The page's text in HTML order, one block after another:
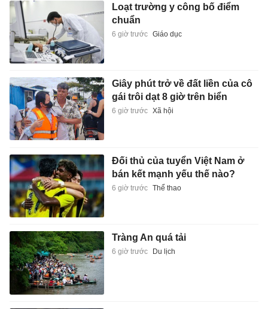
Loạt trường y công bố điểm
chuẩn
6 giờ trước Giáo dục
Giây phút trở về đất liền của cô
gái trôi dạt 8 giờ trên biển
6 giờ trước Xã hội
Đối thủ của tuyển Việt Nam ở
bán kết mạnh yếu thế nào?
6 giờ trước Thể thao
Tràng An quá tải
6 giờ trước Du lịch